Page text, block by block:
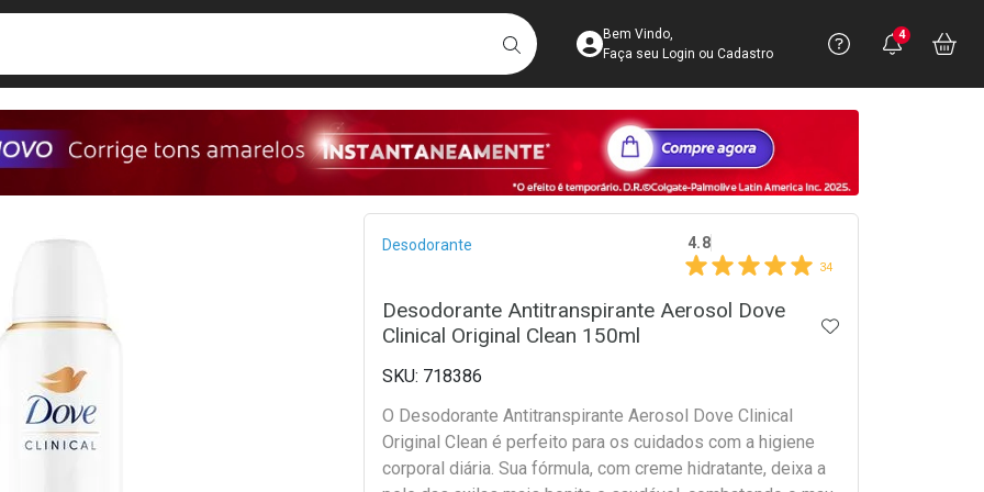
BUSCARAcesse sua Conta
Bem Vindo,
Faça seu Login ou Cadastro
Precisa
Ver Recursos
Você
4
Breadcrumb
Desodorante 4.8
34
Desodorante Antitranspirante Aerosol Dove
Clinical Original Clean 150ml
ADICIONAR AOS
718386
O Desodorante Antitranspirante Aerosol Dove Clinical
Original Clean é perfeito para os cuidados com a higiene
corporal diária. Sua fórmula, com creme hidratante, deixa a